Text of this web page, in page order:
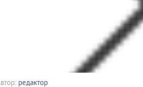
редактор